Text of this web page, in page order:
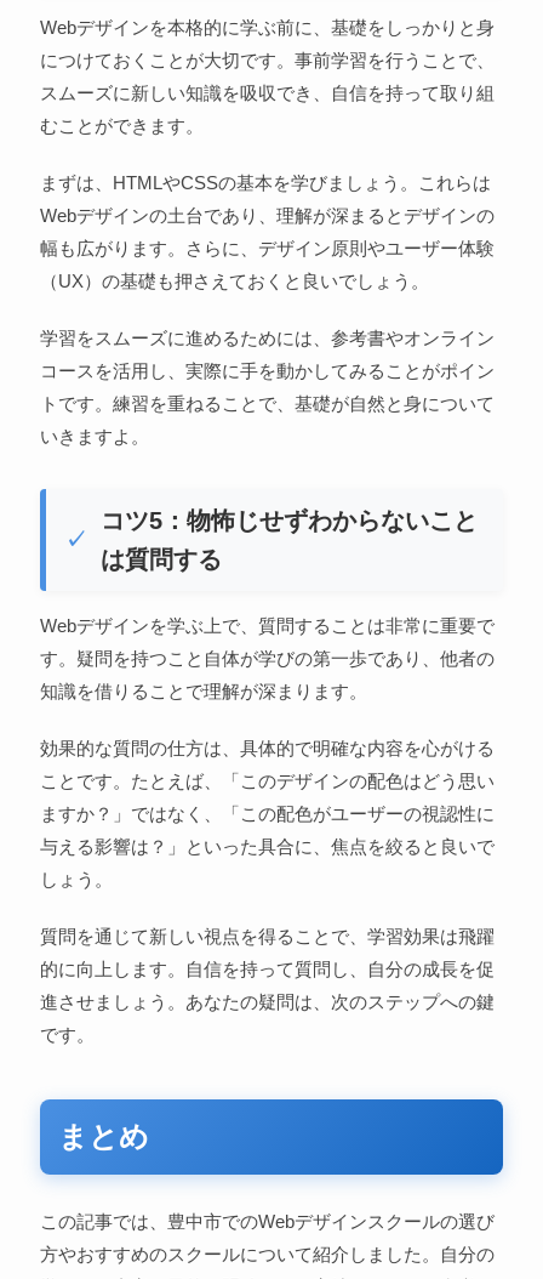
Webデザインを本格的に学ぶ前に、基礎をしっかりと身
につけておくことが大切です。事前学習を行うことで、
スムーズに新しい知識を吸収でき、自信を持って取り組
むことができます。
まずは、HTMLやCSSの基本を学びましょう。これらは
Webデザインの土台であり、理解が深まるとデザインの
幅も広がります。さらに、デザイン原則やユーザー体験
（UX）の基礎も押さえておくと良いでしょう。
学習をスムーズに進めるためには、参考書やオンライン
コースを活用し、実際に手を動かしてみることがポイン
トです。練習を重ねることで、基礎が自然と身について
いきますよ。
コツ5：物怖じせずわからないこと
は質問する
Webデザインを学ぶ上で、質問することは非常に重要で
す。疑問を持つこと自体が学びの第一歩であり、他者の
知識を借りることで理解が深まります。
効果的な質問の仕方は、具体的で明確な内容を心がける
ことです。たとえば、「このデザインの配色はどう思い
ますか？」ではなく、「この配色がユーザーの視認性に
与える影響は？」といった具合に、焦点を絞ると良いで
しょう。
質問を通じて新しい視点を得ることで、学習効果は飛躍
的に向上します。自信を持って質問し、自分の成長を促
進させましょう。あなたの疑問は、次のステップへの鍵
です。
まとめ
この記事では、豊中市でのWebデザインスクールの選び
方やおすすめのスクールについて紹介しました。自分の